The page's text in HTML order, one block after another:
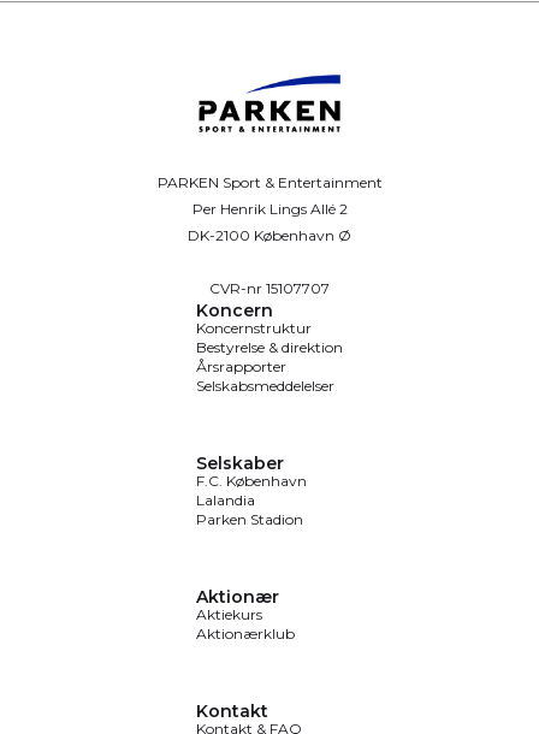
PARKEN Sport & Entertainment
Per Henrik Lings Allé 2
DK-2100 København Ø
CVR-nr 15107707
Koncern
Koncernstruktur
Bestyrelse & direktion
Årsrapporter
Selskabsmeddelelser
Selskaber
F.C. København
Lalandia
Parken Stadion
Aktionær
Aktiekurs
Aktionærklub
Kontakt
Kontakt & FAQ